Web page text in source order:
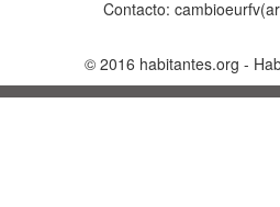
Contacto:
© 2016 habitantes.org -